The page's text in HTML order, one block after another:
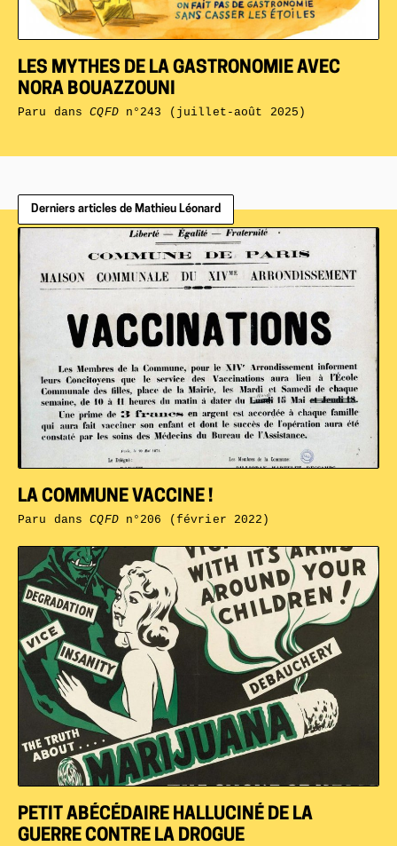
LES MYTHES DE LA GASTRONOMIE AVEC
NORA BOUAZZOUNI
Paru dansCQFDn°243 (juillet-août 2025)
Derniers articles de Mathieu Léonard
PETIT ABÉCÉDAIRE HALLUCINÉ DE LA
GUERRE CONTRE LA DROGUE
LA COMMUNE VACCINE !
Paru dansCQFDn°206 (février 2022)